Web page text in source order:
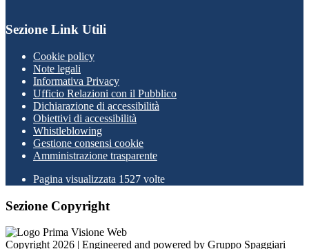
Sezione Link Utili
Cookie policy
Note legali
Informativa Privacy
Ufficio Relazioni con il Pubblico
Dichiarazione di accessibilità
Obiettivi di accessibilità
Whistleblowing
Gestione consensi cookie
Amministrazione trasparente
Pagina visualizzata 1527 volte
Sezione Copyright
Copyright 2026 | Engineered and powered by Gruppo Spaggiari